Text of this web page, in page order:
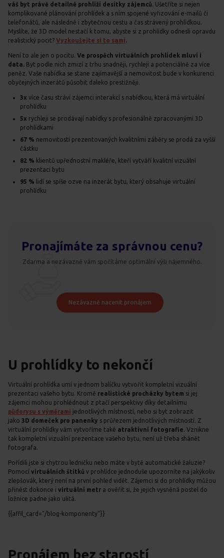
váš byt právě detailně prohlíží desítky zájemců . Ušetříte si nejen
komplikované plánování prohlídek a s ním spojené vyřizování e-mailů či
telefonátů, ale následně i zbytečnou cestu a čas strávený prohlídkou.
Myslíte, že 3D model nestačí k tomu, abyste si z prohlídky odnesli opravdu
realistický pocit? Vyzkoušejte si to sami
Není to ale jen o pocitu. Ve prospěch virtuálních prohlídek mluví i
data.
Byt podle nich zmizí z trhu snadněji, rychleji a potenciálně za více
peněz. Vaše nabídka se stane zajímavější a nemovitost bude v konkurenci
obyčejných inzerátů působit daleko prestižněji.
3x více času stráví zájemci interakcí s nabídkou, která má virtuální
prohlídku
5x rychleji se prodávají nabídky s profesionálně zpracovanými 3D
prohlídkami
67 % nemovitostí prezentovaných kvalitními záběry se prodá za vyšší
částku
82 % klientů upřednostní makléře, kteří vytváří kvalitní vizuální
prezentaci bytu
95 % lidí se spíše ozve na inzerát bytu, který obsahuje virtuální
prohlídku
Pronajímáte za správnou cenu?
Zdarma a nezávazně vám spočítáme optimální výši nájemného.
Nezávazně nacenit pronájem
U prohlídky to nekončí
Virtuální prohlídka umí v jednom balíčku vytvořit kompletní vizuální
prezentaci vašeho bytu. Kromě realistické procházky bytem si jej
zájemci mohou prohlédnout z ptačí perspektivy díky detailnímu
půdorysu s výměrami jednotlivých místností, nebo si byt zobrazit
jako 3D domeček pro panenky s průřezem jednotlivých místností. Z
virtuální prohlídky vám vytvoříme také atraktivní fotografie. Vznikne
tak kompletní vizuální prezentace vašeho bytu, není už třeba shánět
fotografa.
Pořídili jste si chytrou ledničku nebo máte v bytě automatické žaluzie?
Pomocí virtuálních štítků v prohlídce jednoduše upozorníte na jakýkoliv
zlepšovák, který není na první pohled vidět. Zájemci si do prohlídky můžou
přinést dokonce i virtuální metr a ověřit si, že jejich vysněná postel do
ložnice padne jako ulitá.
{{affil_card="/blog-komponenty"}}
Pronájem bez starostí